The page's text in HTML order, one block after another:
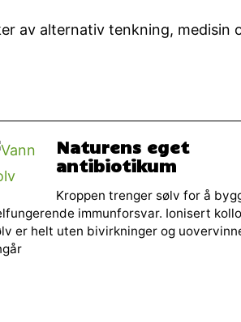
av alternativ tenkning, medisin
Naturens eget
antibiotikum
Kroppen trenger sølv for å
immunforsvar. Ionisert
er helt uten bivirkninger og